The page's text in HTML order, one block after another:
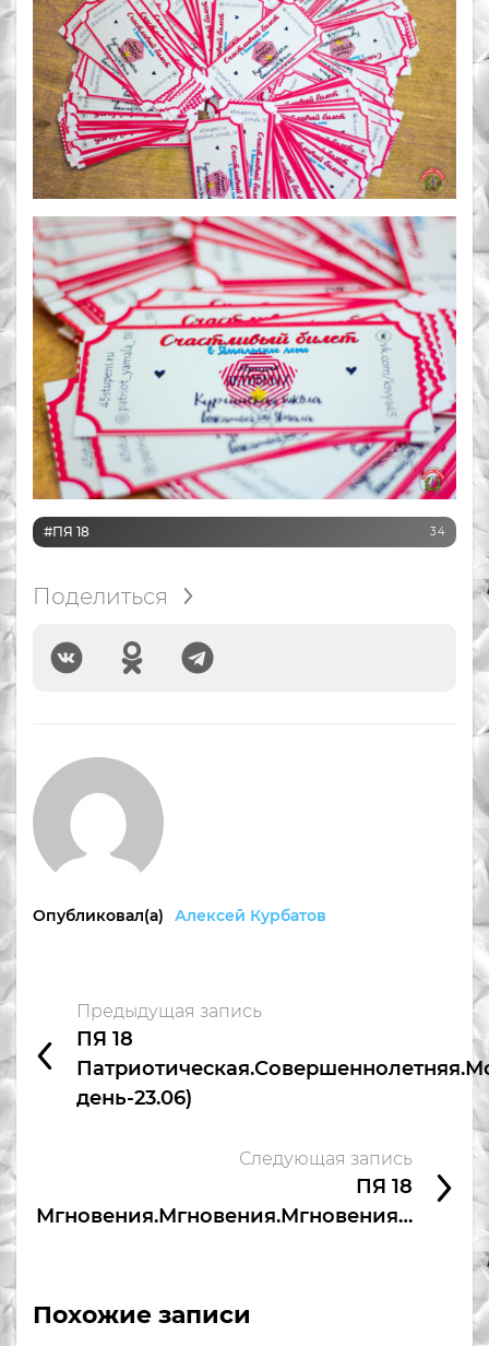
#ПЯ 18 34
Поделиться
Опубликовал(а) Алексей Курбатов
Предыдущая запись
ПЯ 18
день-23.06)
Следующая запись
ПЯ 18
Мгновения.Мгновения.Мгновения…
Похожие записи